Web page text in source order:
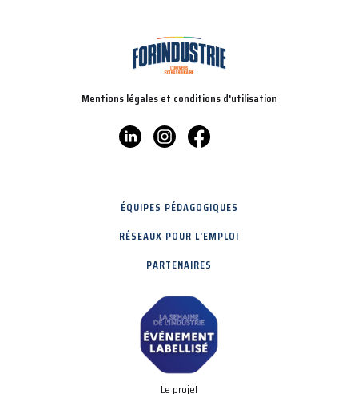
Mentions légales et conditions d'utilisation
ÉQUIPES PÉDAGOGIQUES
RÉSEAUX POUR L'EMPLOI
PARTENAIRES
Le projet